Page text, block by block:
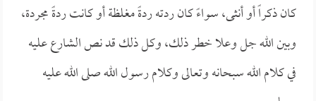
كان ذكراً أو أنثى، سواءً كان ردته ردةً مغلظة أو كانت ردةً مجردة،
وبين الله جل وعلا خطر ذلك، وكل ذلك قد نص الشارع عليه
في كلام الله سبحانه وتعالى وكلام رسول الله صلى الله عليه